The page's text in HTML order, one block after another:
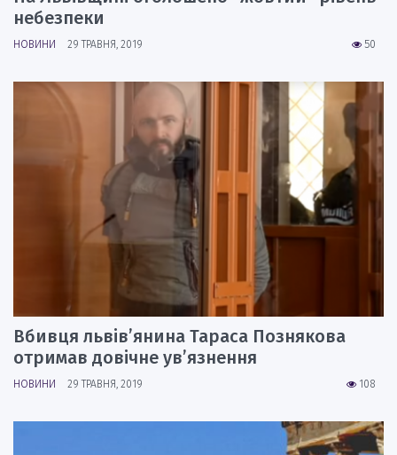
небезпеки
50
НОВИНИ 29 ТРАВНЯ, 2019
Вбивця львів’янина Тараса Познякова
отримав довічне ув’язнення
108
НОВИНИ 29 ТРАВНЯ, 2019